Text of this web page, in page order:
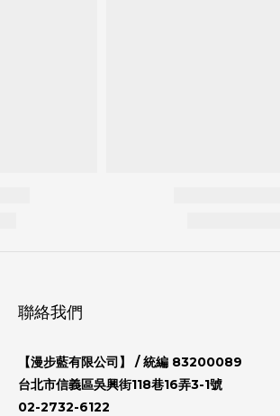
聯絡我們
【漫步藍有限公司】
/ 統編 83200089
台北市信義區吳興街118巷16弄3-1號
02-2732-6122